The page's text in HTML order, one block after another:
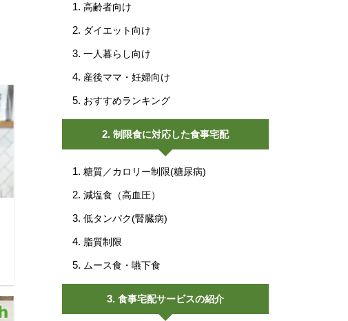
高齢者向け
ダイエット向け
一人暮らし向け
産後ママ・妊婦向け
おすすめランキング
制限食に対応した食事宅配
糖質／カロリー制限(糖尿病)
減塩食（高血圧）
低タンパク(腎臓病)
脂質制限
ムース食・嚥下食
食事宅配サービスの紹介